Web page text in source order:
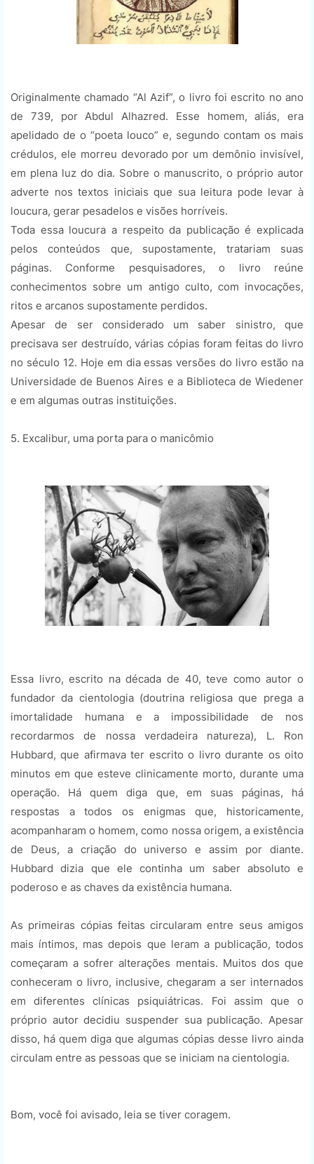
Originalmente chamado “Al Azif”, o livro foi escrito no ano
de 739, por Abdul Alhazred. Esse homem, aliás, era
apelidado de o “poeta louco” e, segundo contam os mais
crédulos, ele morreu devorado por um demônio invisível,
em plena luz do dia. Sobre o manuscrito, o próprio autor
adverte nos textos iniciais que sua leitura pode levar à
loucura, gerar pesadelos e visões horríveis.
Toda essa loucura a respeito da publicação é explicada
pelos conteúdos que, supostamente, tratariam suas
páginas. Conforme pesquisadores, o livro reúne
conhecimentos sobre um antigo culto, com invocações,
ritos e arcanos supostamente perdidos.
Apesar de ser considerado um saber sinistro, que
precisava ser destruído, várias cópias foram feitas do livro
no século 12. Hoje em dia essas versões do livro estão na
Universidade de Buenos Aires e a Biblioteca de Wiedener
e em algumas outras instituições.
5. Excalibur, uma porta para o manicômio
Essa livro, escrito na década de 40, teve como autor o
fundador da cientologia (doutrina religiosa que prega a
imortalidade humana e a impossibilidade de nos
recordarmos de nossa verdadeira natureza), L. Ron
Hubbard, que afirmava ter escrito o livro durante os oito
minutos em que esteve clinicamente morto, durante uma
operação. Há quem diga que, em suas páginas, há
respostas a todos os enigmas que, historicamente,
acompanharam o homem, como nossa origem, a existência
de Deus, a criação do universo e assim por diante.
Hubbard dizia que ele continha um saber absoluto e
poderoso e as chaves da existência humana.
As primeiras cópias feitas circularam entre seus amigos
mais íntimos, mas depois que leram a publicação, todos
começaram a sofrer alterações mentais. Muitos dos que
conheceram o livro, inclusive, chegaram a ser internados
em diferentes clínicas psiquiátricas. Foi assim que o
próprio autor decidiu suspender sua publicação. Apesar
disso, há quem diga que algumas cópias desse livro ainda
circulam entre as pessoas que se iniciam na cientologia.
Bom, você foi avisado, leia se tiver coragem.